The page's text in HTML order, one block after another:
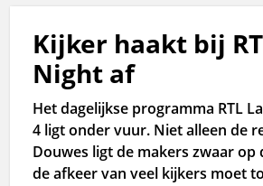
Kijker haakt bij
Night af
Het dagelijkse programma RTL
4 ligt onder vuur. Niet alleen de
Douwes ligt de makers zwaar op
de afkeer van veel kijkers moet